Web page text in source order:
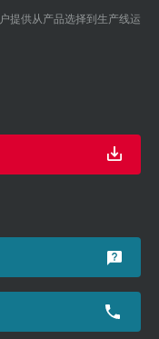
提供从产品选择到生产线运